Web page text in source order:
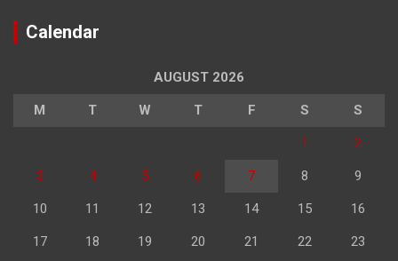
Calendar
AUGUST 2026
M T W T F S S
1 2
3 4 5 6 7 8 9
10 11 12 13 14 15 16
17 18 19 20 21 22 23